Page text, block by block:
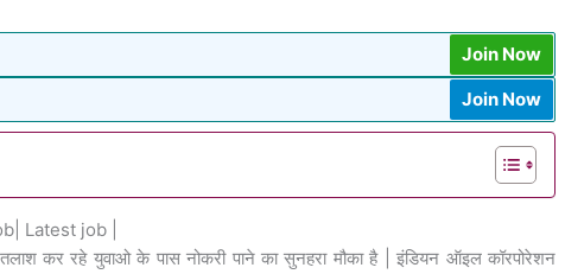
Join Now
Join Now
Latest job |
कर रहे युवाओ के पास नोकरी पाने का सुनहरा मौका है | इंडियन ऑइल कॉरपोरेशन